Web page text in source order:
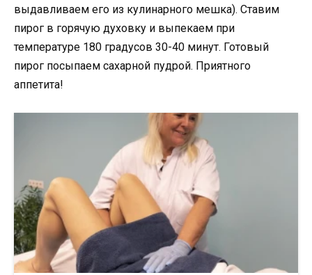
выдавливаем его из кулинарного мешка). Ставим
пирог в горячую духовку и выпекаем при
температуре 180 градусов 30-40 минут. Готовый
пирог посыпаем сахарной пудрой. Приятного
аппетита!